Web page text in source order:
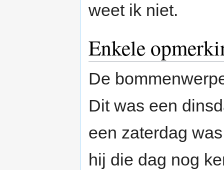
weet ik niet.
Enkele
De
Dit was een
een zaterdag
hij die dag nog